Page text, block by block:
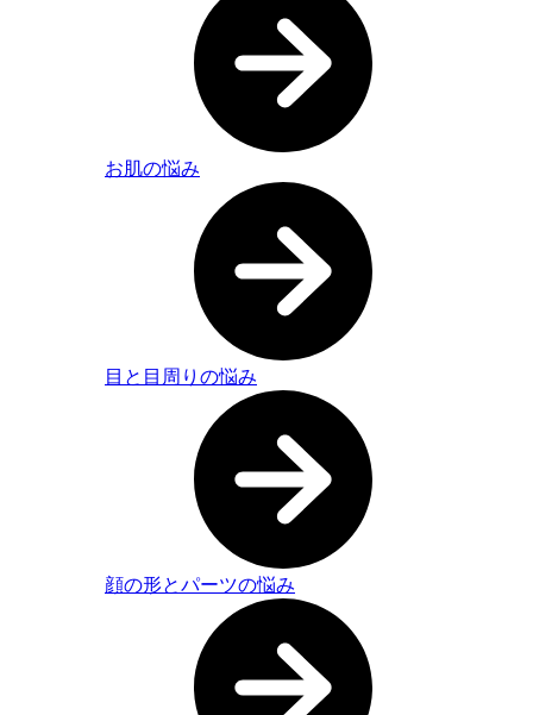
お肌の悩み
目と目周りの悩み
顔の形とパーツの悩み